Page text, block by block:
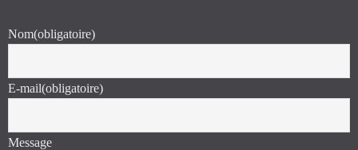
Nom(obligatoire)
E-mail(obligatoire)
Message